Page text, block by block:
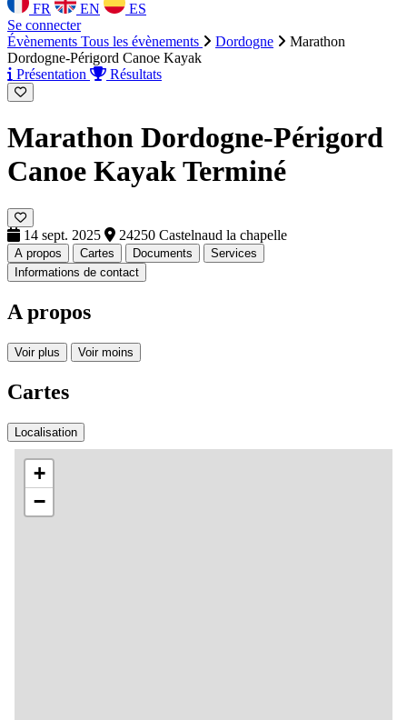
FR EN
ES
Se connecter
Évènements Tous les évènements Dordogne
Marathon
Dordogne-Périgord Canoe Kayak
Présentation
Résultats
Marathon Dordogne-Périgord
Canoe KayakTerminé
14 sept. 2025 24250 Castelnaud la chapelle
A propos Cartes Documents
Services
Informations de contact
A propos
Voir plus Voir moins
Cartes
Localisation